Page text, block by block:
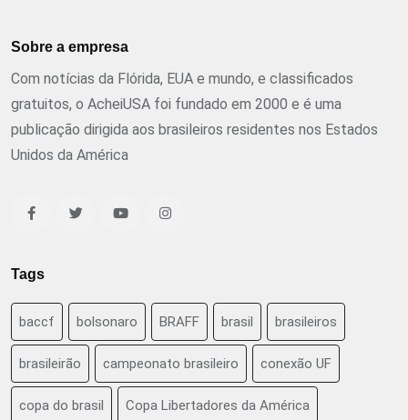
Sobre a empresa
Com notícias da Flórida, EUA e mundo, e classificados
gratuitos, o AcheiUSA foi fundado em 2000 e é uma
publicação dirigida aos brasileiros residentes nos Estados
Unidos da América
Tags
baccf bolsonaro BRAFF brasil brasileiros
brasileirão campeonato brasileiro conexão UF
copa do brasil Copa Libertadores da América